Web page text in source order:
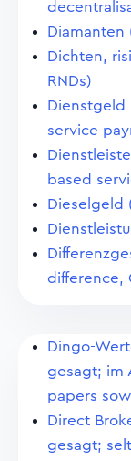
Diamanten
Dichten,
RNDs)
Dienstgeld
service
based
Dieselgeld
difference,
Dingo-
gesagt; im
papers
Direct
gesagt;